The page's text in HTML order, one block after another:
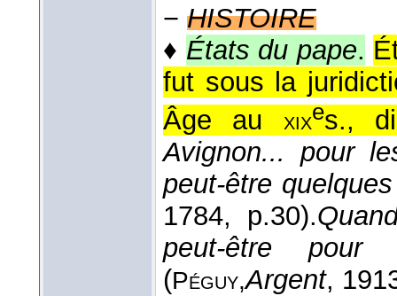
− HISTOIRE
♦ États du pape.
fut sous la
Âge au
xixes.,
Avignon... pour
peut-être
1784, p.30).
peut-être
(Péguy,Argent,